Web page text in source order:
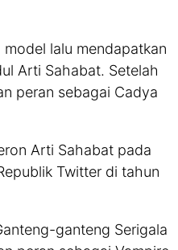
lalu mendapatkan
Arti Sahabat. Setelah
peran sebagai Cadya
Arti Sahabat pada
Twitter di tahun
ganteng Serigala